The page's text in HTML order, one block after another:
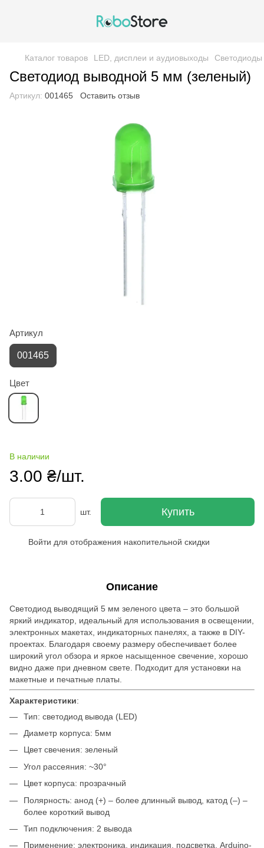
Каталог товаров LED, дисплеи и аудиовыходы Cветодиоды
Светодиод выводной 5 мм (зеленый)
Артикул: 001465 Оставить отзыв
Артикул
001465
Цвет
В наличии
3.00 ₴/шт.
шт. Купить
Войти для отображения накопительной скидки
Описание
Светодиод выводящий 5 мм зеленого цвета – это большой
яркий индикатор, идеальный для использования в освещении,
электронных макетах, индикаторных панелях, а также в DIY-
проектах. Благодаря своему размеру обеспечивает более
широкий угол обзора и яркое насыщенное свечение, хорошо
видно даже при дневном свете. Подходит для установки на
макетные и печатные платы.
Характеристики:
Тип: светодиод вывода (LED)
Диаметр корпуса: 5мм
Цвет свечения: зеленый
Угол рассеяния: ~30°
Цвет корпуса: прозрачный
Полярность: анод (+) – более длинный вывод, катод (–) –
более короткий вывод
Тип подключения: 2 вывода
Применение: электроника, индикация, подсветка, Arduino-